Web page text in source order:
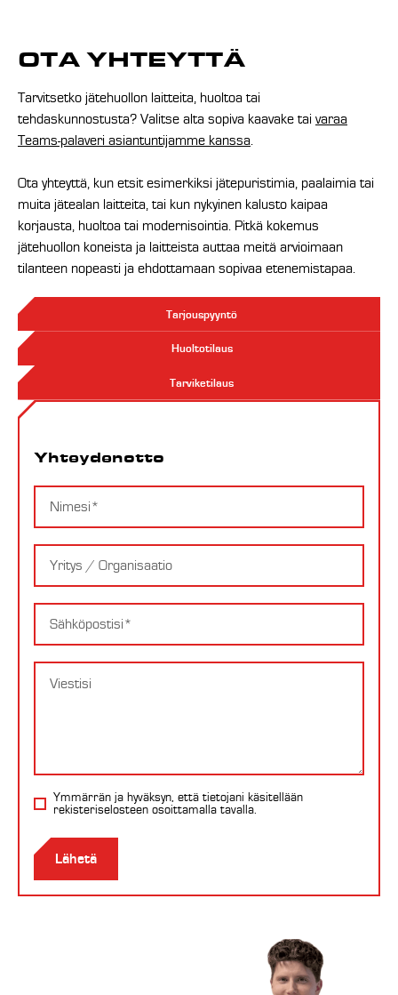
OTA YHTEYTTÄ
Tarvitsetko jätehuollon laitteita, huoltoa tai
tehdaskunnostusta? Valitse alta sopiva kaavake tai varaa
Teams-palaveri asiantuntijamme kanssa.
Ota yhteyttä, kun etsit esimerkiksi jätepuristimia, paalaimia tai
muita jätealan laitteita, tai kun nykyinen kalusto kaipaa
korjausta, huoltoa tai modernisointia. Pitkä kokemus
jätehuollon koneista ja laitteista auttaa meitä arvioimaan
tilanteen nopeasti ja ehdottamaan sopivaa etenemistapaa.
Tarjouspyyntö
Huoltotilaus
Tarviketilaus
Yhteydenotto
Nimi
Yritys
Email
Viesti
Ymmärrän ja hyväksyn, että tietojani käsitellään
rekisteriselosteen osoittamalla tavalla.